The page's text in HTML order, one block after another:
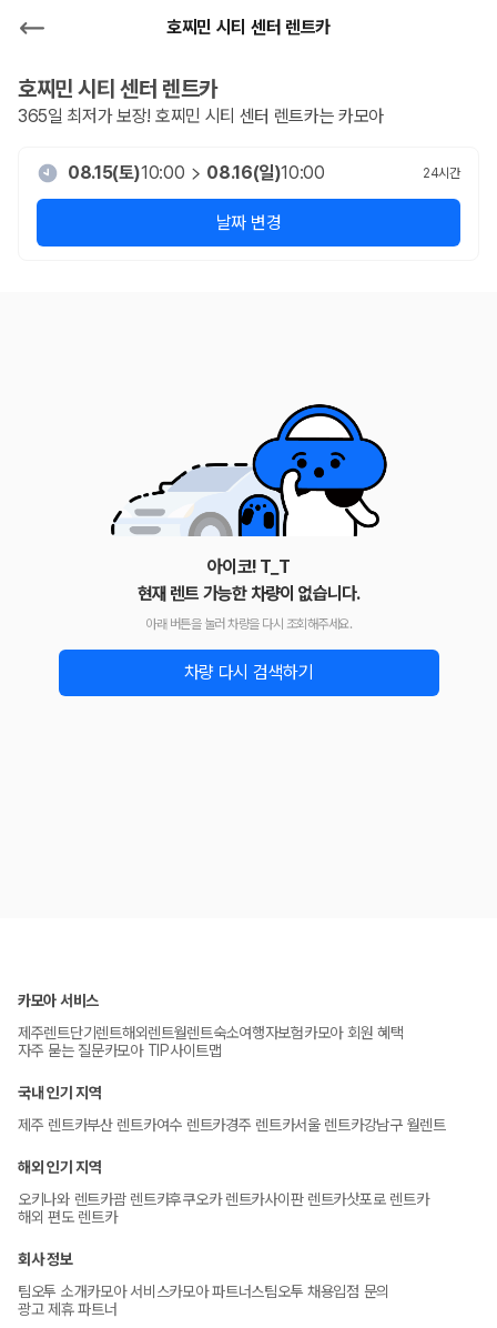
호찌민 시티 센터 렌트카
호찌민 시티 센터 렌트카
365일 최저가 보장! 호찌민 시티 센터 렌트카는 카모아
08.15(토)10:00 08.16(일)10:00 24시간
날짜 변경
아이코! T_T
현재 렌트 가능한 차량이 없습니다.
아래 버튼을 눌러 차량을 다시 조회해주세요.
차량 다시 검색하기
카모아 서비스
제주렌트단기렌트해외렌트월렌트숙소여행자보험카모아 회원 혜택
자주 묻는 질문카모아 TIP사이트맵
국내 인기 지역
제주 렌트카부산 렌트카여수 렌트카경주 렌트카서울 렌트카강남구 월렌트
해외 인기 지역
오키나와 렌트카괌 렌트카후쿠오카 렌트카사이판 렌트카삿포로 렌트카
해외 편도 렌트카
회사 정보
팀오투 소개카모아 서비스카모아 파트너스팀오투 채용입점 문의
광고 제휴 파트너